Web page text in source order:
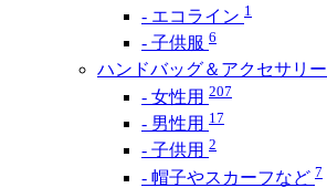
- エコライン 1
- 子供服 6
ハンドバッグ＆アクセサリー
- 女性用 207
- 男性用 17
- 子供用 2
- 帽子やスカーフなど 7